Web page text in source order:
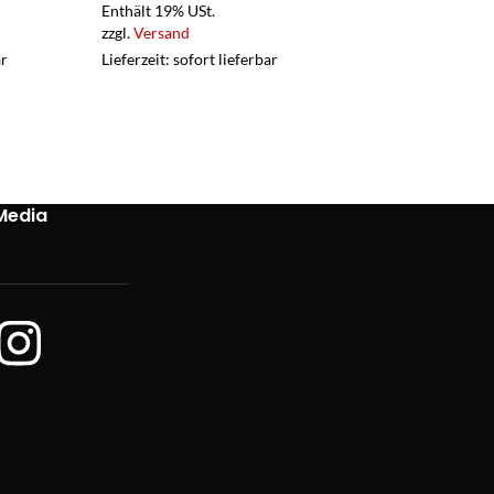
Enthält 19% USt.
zzgl.Versand
Lieferzeit: sofort lieferbar